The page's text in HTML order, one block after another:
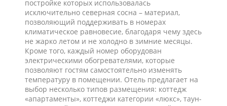
постройке которых использовалась
исключительно северная сосна – материал,
позволяющий поддерживать в номерах
климатическое равновесие, благодаря чему здесь
не жарко летом и не холодно в зимние месяцы.
Кроме того, каждый номер оборудован
электрическими обогревателями, которые
позволяют гостям самостоятельно изменять
температуру в помещении. Отель предлагает на
выбор несколько типов размещения: коттедж
«апартаменты», коттеджи категории «люкс», таун-